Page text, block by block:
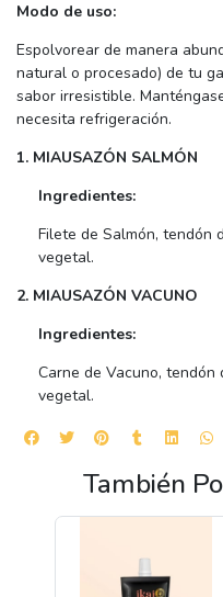
Modo de uso:
Espolvorear de manera
natural o procesado) de tu
sabor irresistible.
necesita refrigeración.
1. MIAUSAZÓN SALMÓN
Ingredientes:
Filete de Salmón, tendón
vegetal.
2. MIAUSAZÓN VACUNO
Ingredientes:
Carne de Vacuno,
vegetal.
También